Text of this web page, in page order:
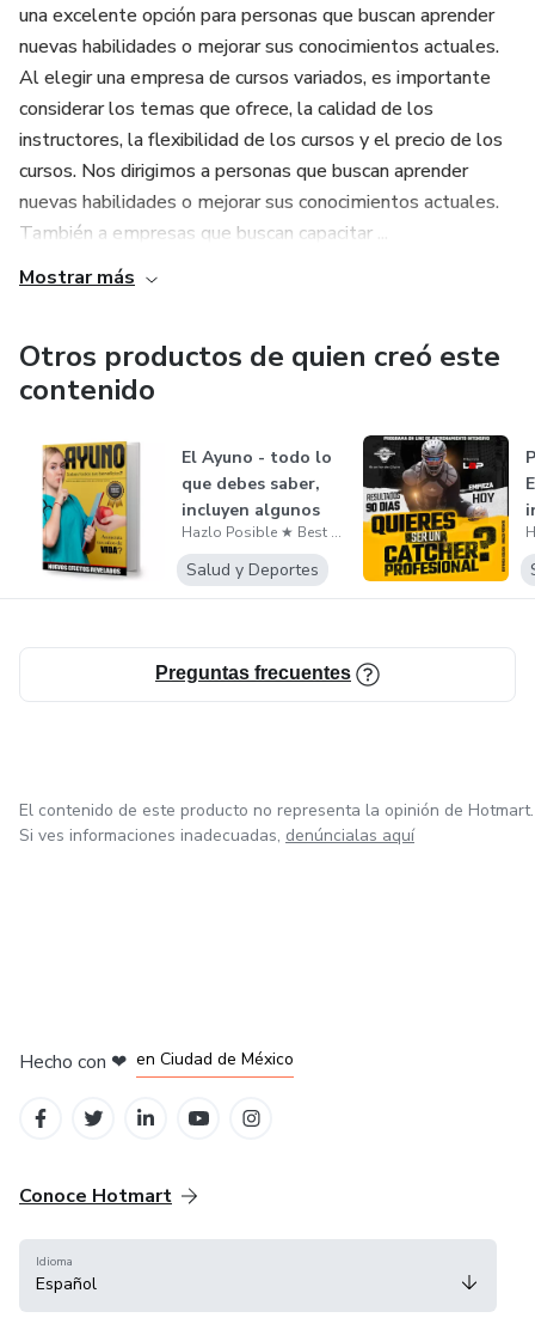
tener un impacto positivo en el estado de ánimo. Al
proporcionar los nutrientes necesarios, ayuda a mantener
un equilibrio químico en el cerebro, lo que puede contribuir a
una sensación de bienestar y reducir el riesgo de depresión
y ansiedad.
Recuerda que el desayuno es una comida importante y no
debe ser ignorada. Optar por alimentos saludables y
equilibrados en el puede marcar la diferencia en tu
una excelente opción para personas que buscan aprender
nuevas habilidades o mejorar sus conocimientos actuales.
Al elegir una empresa de cursos variados, es importante
considerar los temas que ofrece, la calidad de los
instructores, la flexibilidad de los cursos y el precio de los
cursos. Nos dirigimos a personas que buscan aprender
nuevas habilidades o mejorar sus conocimientos actuales.
También a empresas que buscan capacitar ...
Mostrar más
Otros productos de quien creó este
contenido
El Ayuno - todo lo
que debes saber,
incluyen algunos
secreto...
Hazlo Posible ★ Best Choice
Salud y Deportes
Preguntas frecuentes
El contenido de este producto no representa la opinión de Hotmart.
Si ves informaciones inadecuadas, denúncialas aquí
Hecho con ❤ en Ciudad de México
Conoce Hotmart
Idioma
Español